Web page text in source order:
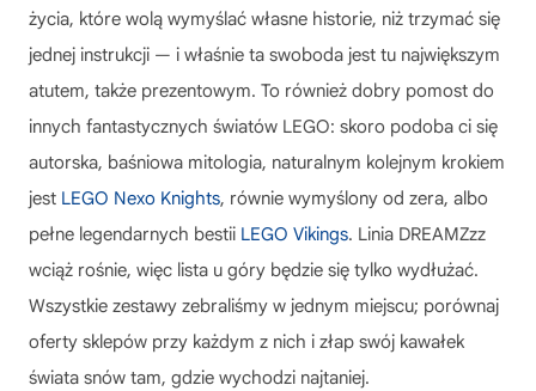
życia, które wolą wymyślać własne historie, niż trzymać się
jednej instrukcji — i właśnie ta swoboda jest tu największym
atutem, także prezentowym. To również dobry pomost do
innych fantastycznych światów LEGO: skoro podoba ci się
autorska, baśniowa mitologia, naturalnym kolejnym krokiem
jest LEGO Nexo Knights, równie wymyślony od zera, albo
pełne legendarnych bestii LEGO Vikings. Linia DREAMZzz
wciąż rośnie, więc lista u góry będzie się tylko wydłużać.
Wszystkie zestawy zebraliśmy w jednym miejscu; porównaj
oferty sklepów przy każdym z nich i złap swój kawałek
świata snów tam, gdzie wychodzi najtaniej.